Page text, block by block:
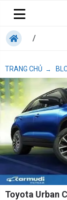
/
TRANG CHỦ →
Toyota Urban